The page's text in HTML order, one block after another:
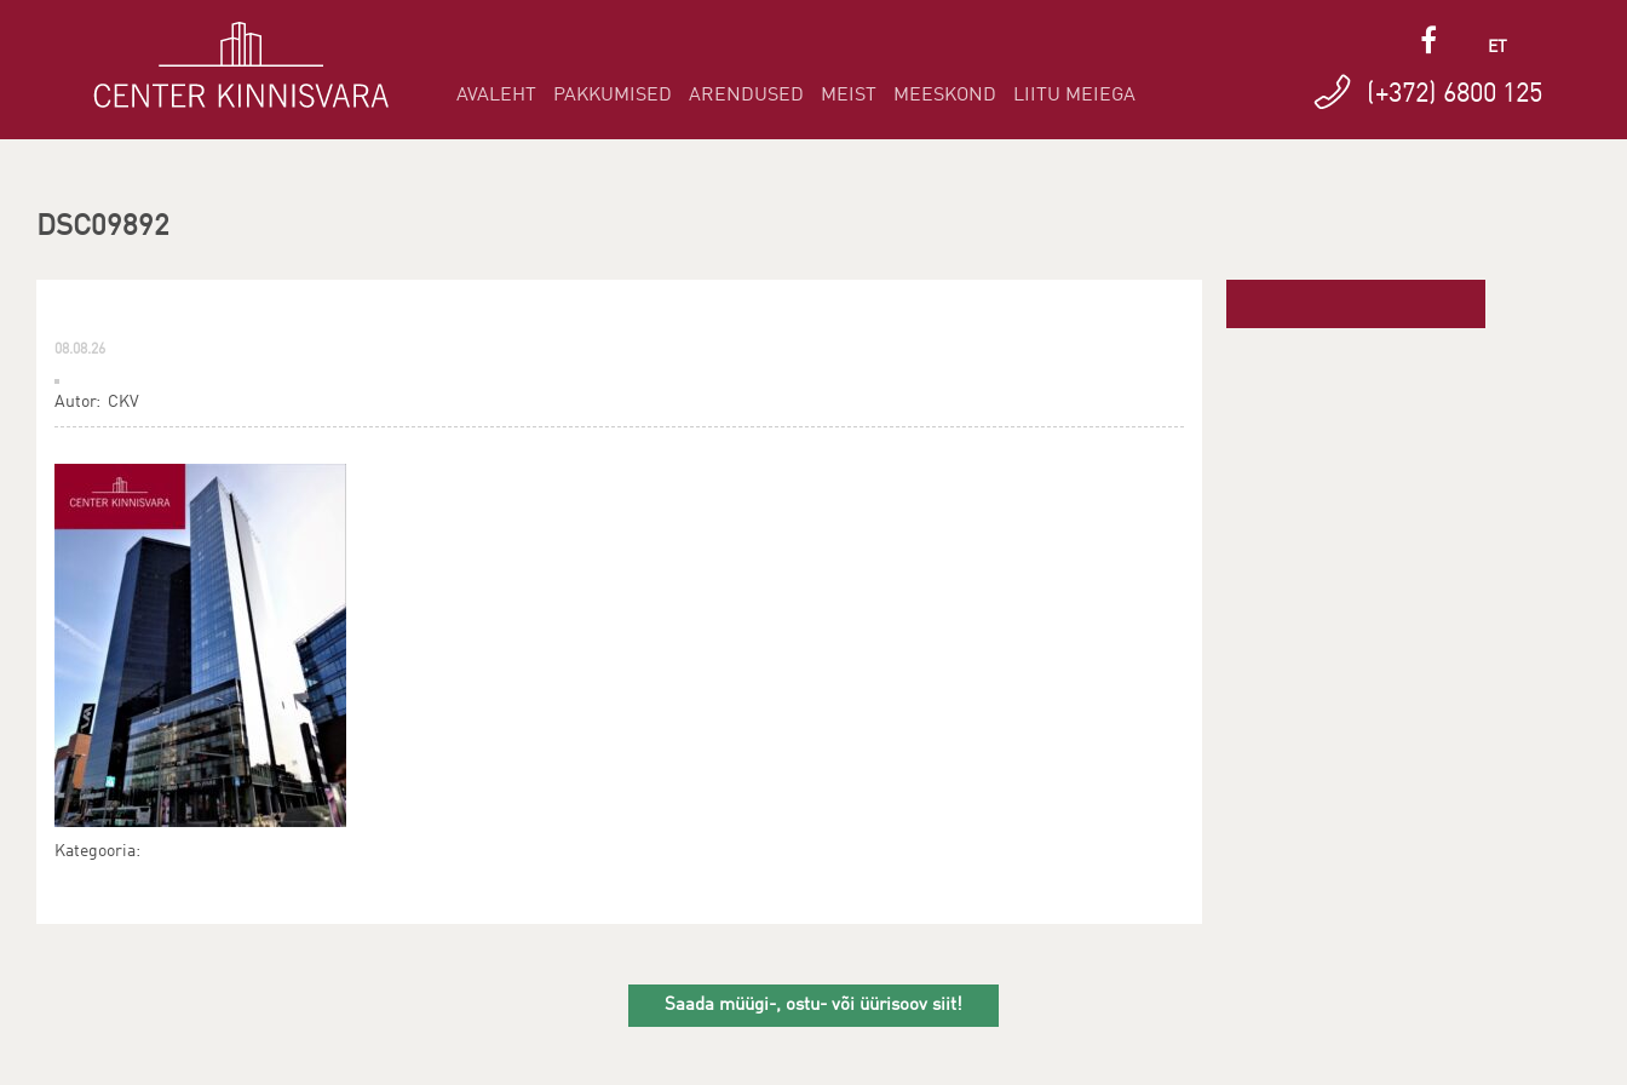
(+372) 6800 125
AVALEHT PAKKUMISED ARENDUSED MEIST MEESKOND LIITU MEIEGA
ET
DSC09892
08.08.26
Autor: CKV
Kategooria:
Saada müügi-, ostu- või üürisoov siit!